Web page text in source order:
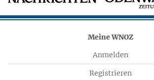
Meine WNOZ
Anmelden
Registrieren